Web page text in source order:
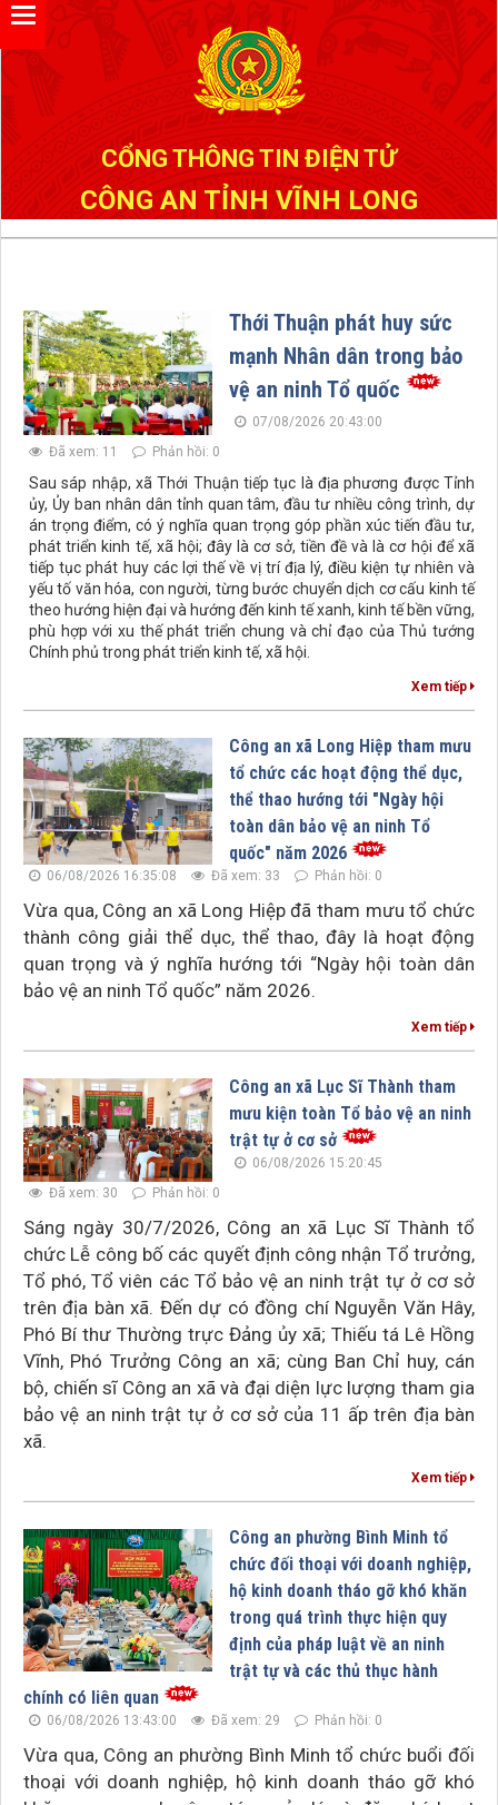
CỔNG THÔNG TIN ĐIỆN TỬ
CÔNG AN TỈNH VĨNH LONG
Thới Thuận phát huy sức
mạnh Nhân dân trong bảo
vệ an ninh Tổ quốc
07/08/2026 20:43:00
Đã xem: 11
Phản hồi: 0
Sau sáp nhập, xã Thới Thuận tiếp tục là địa phương được Tỉnh
ủy, Ủy ban nhân dân tỉnh quan tâm, đầu tư nhiều công trình, dự
án trọng điểm, có ý nghĩa quan trọng góp phần xúc tiến đầu tư,
phát triển kinh tế, xã hội; đây là cơ sở, tiền đề và là cơ hội để xã
tiếp tục phát huy các lợi thế về vị trí địa lý, điều kiện tự nhiên và
yếu tố văn hóa, con người, từng bước chuyển dịch cơ cấu kinh tế
theo hướng hiện đại và hướng đến kinh tế xanh, kinh tế bền vững,
phù hợp với xu thế phát triển chung và chỉ đạo của Thủ tướng
Chính phủ trong phát triển kinh tế, xã hội.
Xem tiếp
Công an xã Long Hiệp tham mưu
tổ chức các hoạt động thể dục,
thể thao hướng tới "Ngày hội
toàn dân bảo vệ an ninh Tổ
quốc" năm 2026
06/08/2026 16:35:08 Đã xem: 33 Phản hồi: 0
Vừa qua, Công an xã Long Hiệp đã tham mưu tổ chức
thành công giải thể dục, thể thao, đây là hoạt động
quan trọng và ý nghĩa hướng tới “Ngày hội toàn dân
bảo vệ an ninh Tổ quốc” năm 2026.
Xem tiếp
Công an xã Lục Sĩ Thành tham
mưu kiện toàn Tổ bảo vệ an ninh
trật tự ở cơ sở
06/08/2026 15:20:45
Đã xem: 30
Phản hồi: 0
Sáng ngày 30/7/2026, Công an xã Lục Sĩ Thành tổ
chức Lễ công bố các quyết định công nhận Tổ trưởng,
Tổ phó, Tổ viên các Tổ bảo vệ an ninh trật tự ở cơ sở
trên địa bàn xã. Đến dự có đồng chí Nguyễn Văn Hây,
Phó Bí thư Thường trực Đảng ủy xã; Thiếu tá Lê Hồng
Vĩnh, Phó Trưởng Công an xã; cùng Ban Chỉ huy, cán
bộ, chiến sĩ Công an xã và đại diện lực lượng tham gia
bảo vệ an ninh trật tự ở cơ sở của 11 ấp trên địa bàn
xã.
Xem tiếp
Công an phường Bình Minh tổ
chức đối thoại với doanh nghiệp,
hộ kinh doanh tháo gỡ khó khăn
trong quá trình thực hiện quy
định của pháp luật về an ninh
trật tự và các thủ thục hành
chính có liên quan
06/08/2026 13:43:00 Đã xem: 29 Phản hồi: 0
Vừa qua, Công an phường Bình Minh tổ chức buổi đối
thoại với doanh nghiệp, hộ kinh doanh tháo gỡ khó